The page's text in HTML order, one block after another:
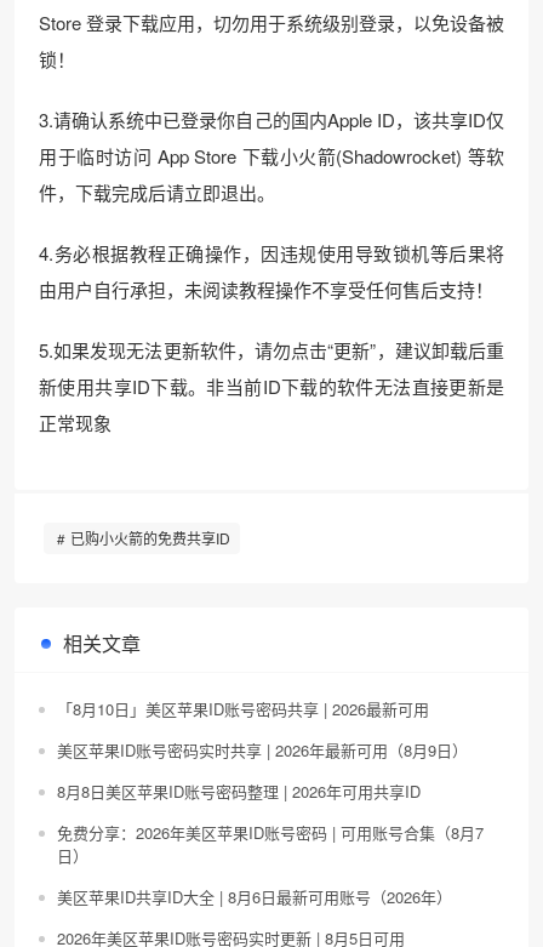
Store 登录下载应用，切勿用于系统级别登录，以免设备被
锁！
3.请确认系统中已登录你自己的国内Apple ID，该共享ID仅
用于临时访问 App Store 下载小火箭(Shadowrocket) 等软
件，下载完成后请立即退出。
4.务必根据教程正确操作，因违规使用导致锁机等后果将
由用户自行承担，未阅读教程操作不享受任何售后支持！
5.如果发现无法更新软件，请勿点击“更新”，建议卸载后重
新使用共享ID下载。非当前ID下载的软件无法直接更新是
正常现象
已购小火箭的免费共享ID
相关文章
「8月10日」美区苹果ID账号密码共享 | 2026最新可用
美区苹果ID账号密码实时共享 | 2026年最新可用（8月9日）
8月8日美区苹果ID账号密码整理 | 2026年可用共享ID
免费分享：2026年美区苹果ID账号密码 | 可用账号合集（8月7
日）
美区苹果ID共享ID大全 | 8月6日最新可用账号（2026年）
2026年美区苹果ID账号密码实时更新 | 8月5日可用